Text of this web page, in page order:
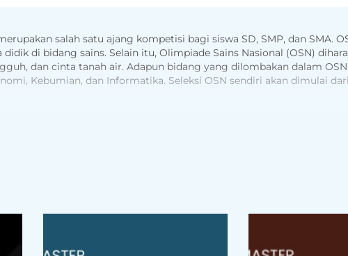
salah satu ajang kompetisi bagi siswa SD, SMP, dan SMA.
di bidang sains. Selain itu, Olimpiade Sains Nasional (OSN)
dan cinta tanah air. Adapun bidang yang dilombakan dalam
Kebumian, dan Informatika. Seleksi OSN sendiri akan dimulai
yang dilengkapi dengan contoh soal dan pembahasan, serta
dapat mengikuti latihan soal OSN secara online.